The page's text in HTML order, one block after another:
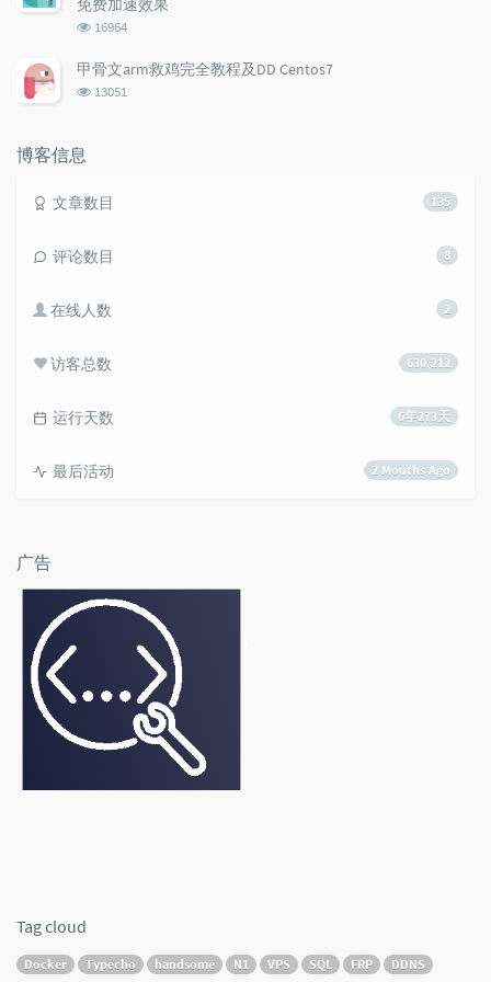
s
免费加速效果
浏
次
数:
16964
甲骨文arm救鸡完全教程及DD Centos7
浏
13051
博客信息
135
文章数目
8
评论数目
2
在线人数
630,212
访客总数
6年273天
运行天数
2 Mouths Ago
最后活动
广告
Tag cloud
Docker Typecho handsome N1 VPS SQL FRP DDNS